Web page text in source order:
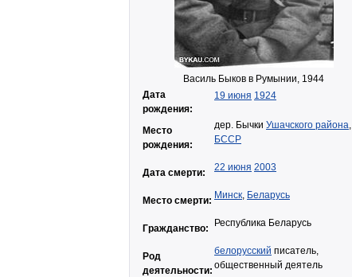
Василь Быков в Румынии, 1944
Дата
рождения:
19 июня 1924
Место
рождения:
дер. Бычки Ушачского района,
БССР
Дата смерти: 22 июня 2003
Место смерти: Минск, Беларусь
Гражданство: Республика Беларусь
Род
деятельности:
белорусский писатель,
общественный деятель